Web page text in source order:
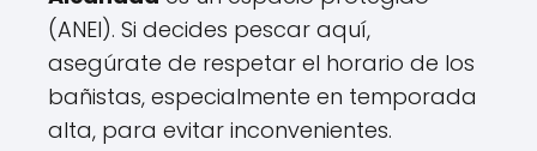
(ANEI). Si decides pescar aquí,
asegúrate de respetar el horario de los
bañistas, especialmente en temporada
alta, para evitar inconvenientes.